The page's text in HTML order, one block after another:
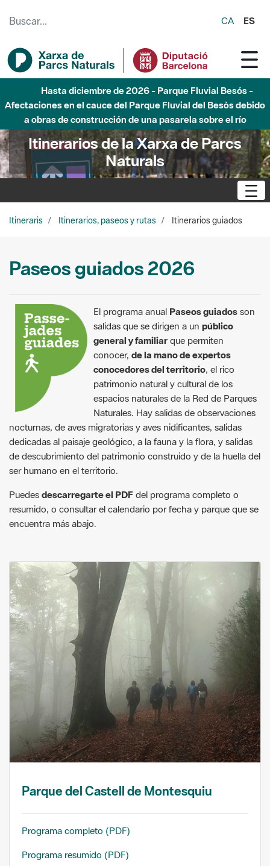
CA ES
Hasta diciembre de 2026 - Parque Fluvial Besós -
Afectaciones en el cauce del Parque Fluvial del Besòs debido
a obras de construcción de una pasarela sobre el río
Itinerarios de la Xarxa de Parcs
Naturals
Itineraris Itinerarios, paseos y rutas Itinerarios guiados
Paseos guiados 2026
El programa anual Paseos guiados son
salidas que se dirigen a un público
general y familiar que permiten
conocer, de la mano de expertos
conocedores del territorio, el rico
patrimonio natural y cultural de los
espacios naturales de la Red de Parques
Naturales. Hay salidas de observaciones
nocturnas, de aves migratorias y aves nidificantes, salidas
dedicadas al paisaje geológico, a la fauna y la flora, y salidas
de descubrimiento del patrimonio construido y de la huella del
ser humano en el territorio.
Puedes descarregarte el PDF del programa completo o
resumido, o consultar el calendario por fecha y parque que se
encuentra más abajo.
Parque del Castell de Montesquiu
Programa completo (PDF)
Programa resumido (PDF)